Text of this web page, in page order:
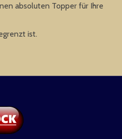
absoluten Topper für Ihre
ist.